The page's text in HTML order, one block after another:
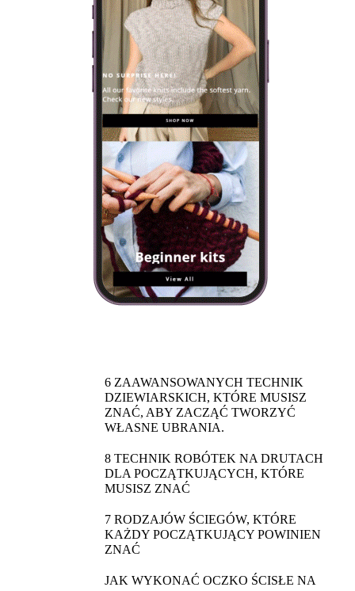
6 ZAAWANSOWANYCH TECHNIK
DZIEWIARSKICH, KTÓRE MUSISZ
ZNAĆ, ABY ZACZĄĆ TWORZYĆ
WŁASNE UBRANIA.
8 TECHNIK ROBÓTEK NA DRUTACH
DLA POCZĄTKUJĄCYCH, KTÓRE
MUSISZ ZNAĆ
7 RODZAJÓW ŚCIEGÓW, KTÓRE
KAŻDY POCZĄTKUJĄCY POWINIEN
ZNAĆ
JAK WYKONAĆ OCZKO ŚCISŁE NA